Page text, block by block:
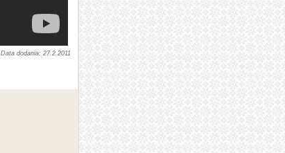
27.2.2011